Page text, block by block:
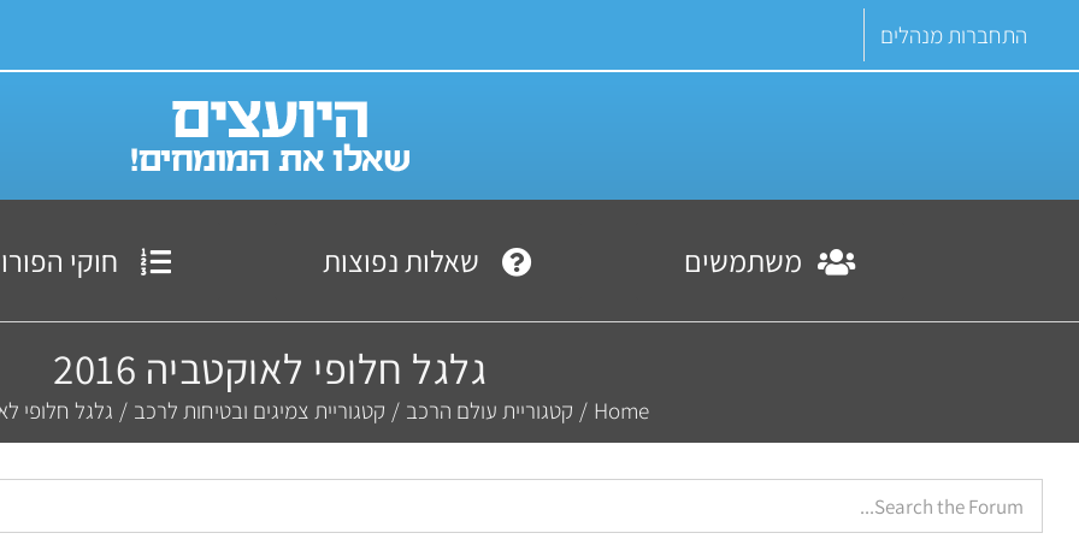
content
התחברות מנהלים
משתמשים שאלות נפוצות חוקי
גלגל חלופי לאוקטביה 2016
Home
/ קטגוריית עולם הרכב / קטגוריית צמיגים ובטיחות לרכב / גלגל חלופי